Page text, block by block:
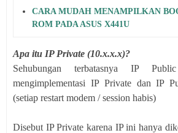
CARA MUDAH MENAMPILKAN
ROM PADA ASUS X441U
Apa itu IP Private (10.x.x.x)?
Sehubungan terbatasnya IP
mengimplementasi IP Private dan IP
(setiap restart modem / session habis)
Disebut IP Private karena IP ini hanya